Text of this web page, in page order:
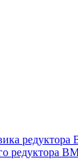
редуктора
редуктора